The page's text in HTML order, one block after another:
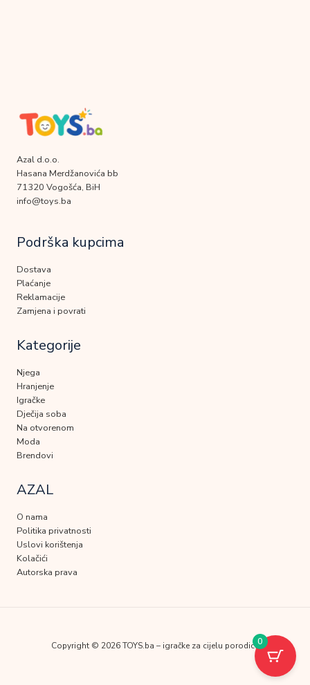
Azal d.o.o.
Hasana Merdžanovića bb
71320 Vogošća, BiH
info@toys.ba
Podrška kupcima
Dostava
Plaćanje
Reklamacije
Zamjena i povrati
Kategorije
Njega
Hranjenje
Igračke
Dječija soba
Na otvorenom
Moda
Brendovi
AZAL
O nama
Politika privatnosti
Uslovi korištenja
Kolačići
Autorska prava
Copyright © 2026 TOYS.ba – igračke za cijelu porodicu0